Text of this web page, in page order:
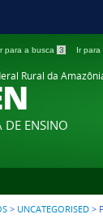
para a busca 3 Ir para
Rural da
DE ENSINO
> UNCATEGORISED >